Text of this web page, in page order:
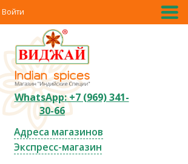
Войти
WhatsApp: +7 (969) 341-
30-66
Адреса магазинов
Экспресс-магазин